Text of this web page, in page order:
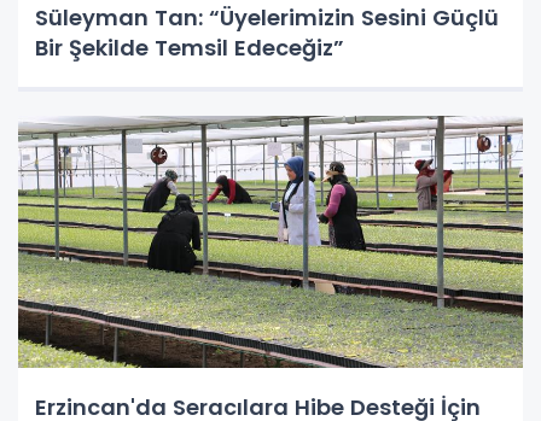
Süleyman Tan: “Üyelerimizin Sesini Güçlü
Bir Şekilde Temsil Edeceğiz”
Erzincan'da Seracılara Hibe Desteği İçin